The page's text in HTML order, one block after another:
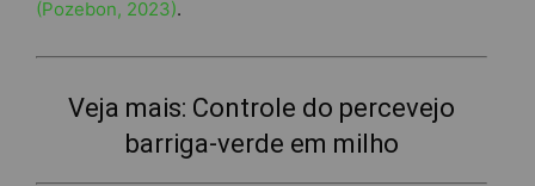
(Pozebon, 2023).
Veja mais: Controle do percevejo
barriga-verde em milho